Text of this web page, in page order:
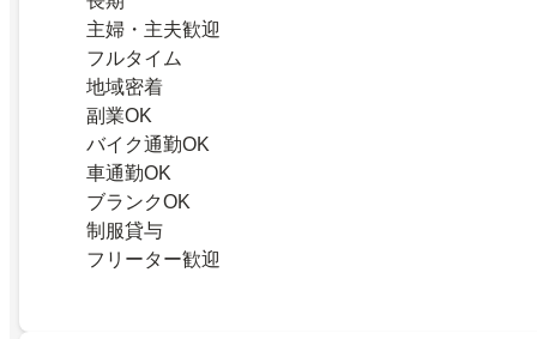
主婦・主夫歓迎
フルタイム
地域密着
副業OK
バイク通勤OK
車通勤OK
ブランクOK
制服貸与
フリーター歓迎